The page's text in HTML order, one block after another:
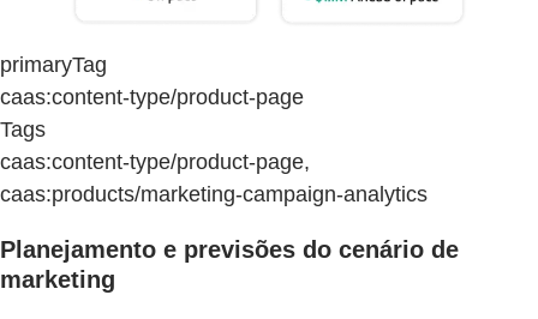
primaryTag
caas:content-type/product-page
Tags
caas:content-type/product-page,
caas:products/marketing-campaign-analytics
Planejamento e previsões do cenário de
marketing